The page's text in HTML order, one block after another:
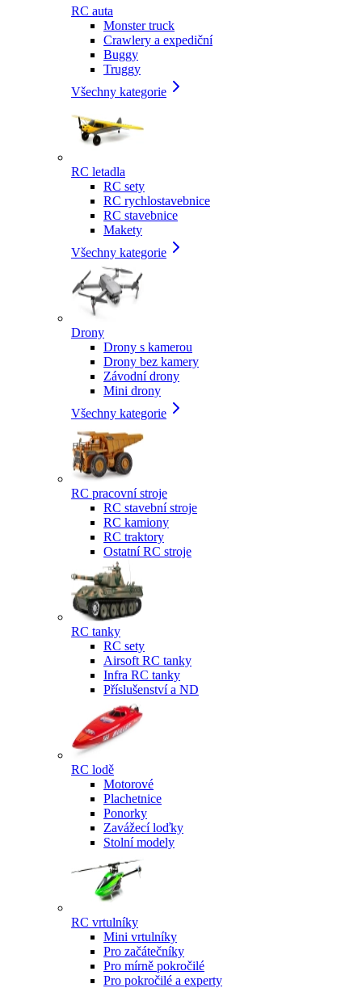
RC auta
Monster truck
Crawlery a expediční
Buggy
Truggy
Všechny kategorie
RC letadla
RC sety
RC rychlostavebnice
RC stavebnice
Makety
Všechny kategorie
Drony
Drony s kamerou
Drony bez kamery
Závodní drony
Mini drony
Všechny kategorie
RC pracovní stroje
RC stavební stroje
RC kamiony
RC traktory
Ostatní RC stroje
RC tanky
RC sety
Airsoft RC tanky
Infra RC tanky
Příslušenství a ND
RC lodě
Motorové
Plachetnice
Ponorky
Zavážecí loďky
Stolní modely
RC vrtulníky
Mini vrtulníky
Pro začátečníky
Pro mírně pokročilé
Pro pokročilé a experty